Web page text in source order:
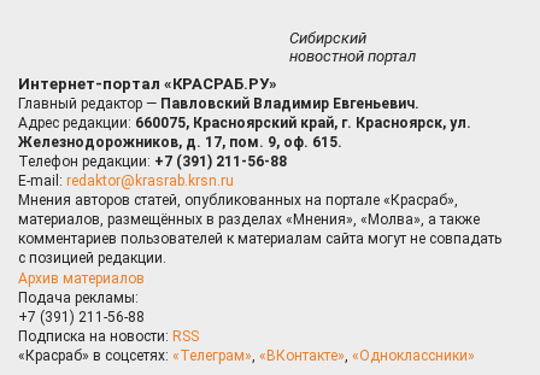
Сибирский
новостной портал
Интернет-портал «КРАСРАБ.РУ»
Главный редактор — Павловский Владимир Евгеньевич.
Адрес редакции: 660075, Красноярский край, г. Красноярск, ул.
Железнодорожников, д. 17, пом. 9, оф. 615.
Телефон редакции: +7 (391) 211-56-88
E-mail: redaktor@krasrab.krsn.ru
Мнения авторов статей, опубликованных на портале «Красраб»,
материалов, размещённых в разделах «Мнения», «Молва», а также
комментариев пользователей к материалам сайта могут не совпадать
с позицией редакции.
Архив материалов
Подача рекламы:
+7 (391) 211-56-88
Подписка на новости: RSS
«Красраб» в соцсетях: «Телеграм», «ВКонтакте», «Одноклассники»